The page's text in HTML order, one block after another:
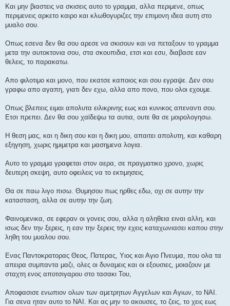
Και μην βιαστεις να σκισεις αυτο το γραμμα, αλλα περιμενε, οπως
περιμενεις αρκετο καιρο και κλωθογυριζες την επιμονη ιδεα αυτη στο
μυαλο σου.
Οπως εσενα δεν θα σου αρεσε να σκισουν και να πεταξουν το γραμμα
μετα την αυτοκτονια σου, στα σκουπιδια, ετσι και εσυ, διαβασε εαν
θελεις, το παρακατω.
Απο φιλοτιμο και μονο, που εκατσε καποιος και σου εγραψε. Δεν σου
γραφω απο αγαπη, γιατι δεν εχω, αλλα απο πονο, που ολοι εχουμε.
Οπως βλεπεις ειμαι απολυτα ειλικρινης εως και κυνικος απεναντι σου.
Ετσι πρεπει. Δεν θα σου χαϊδεψω τα αυτια, ουτε θα σε μοιρολογησω.
Η θεση μας, και η δικη σου και η δικη μου, απαιτει απολυτη, και καθαρη
εξηγηση, χωρις ημιμετρα και μασημενα λογια.
Αυτο το γραμμα γραφεται στον αερα, σε πραγματικο χρονο, χωρις
δευτερη σκεψη, αυτο οφειλεις να το εκτιμησεις.
Θα σε παω λιγο πισω. Θυμησου πως ηρθες εδω, οχι σε αυτην την
κατασταση, αλλα σε αυτην την ζωη.
Φαινομενικα, σε εφεραν οι γονεις σου, αλλα η αληθεια ειναι αλλη, και
ισως δεν την ξερεις, η εαν την ξερεις την εχεις καταχωνιασει καπου στην
ληθη του μυαλου σου.
Ενας Παντοκρατορας Θεος, Πατερας, Υιος και Αγιο Πνευμα, που ολα τα
απειρα συμπαντα μαζι, ολες οι δυναμεις και οι εξουσιες, μοιαζουν με
σταχτη ενος αποτσιγαρου στο τασακι Του,
Αποφασισε ενωπιον ολων των αμετρητων Αγγελων και Αγιων, το ΝΑΙ.
Για σενα ηταν αυτο το ΝΑΙ. Και ας μην το ακουσες, το ζεις, το χεις εως